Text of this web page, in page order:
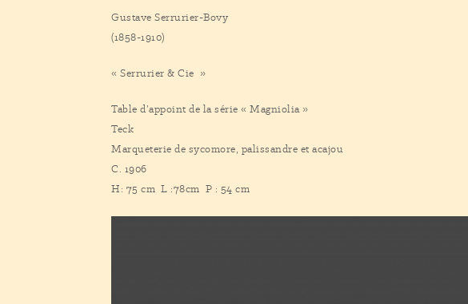
Gustave Serrurier-Bovy
(1858-1910)
« Serrurier & Cie »
Table d’appoint de la série « Magniolia »
Teck
Marqueterie de sycomore, palissandre et acajou
C. 1906
H: 75 cm L :78cm P : 54 cm